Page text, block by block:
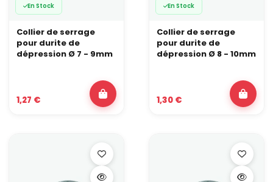
En Stock
Collier de serrage
pour durite de
dépression Ø 7 - 9mm
1,27 €
En Stock
Collier de serrage
pour durite de
dépression Ø 8 - 10mm
1,30 €